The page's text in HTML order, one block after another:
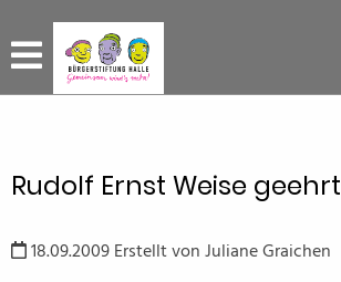
Rudolf Ernst Weise geehrt
18.09.2009Erstellt vonJuliane Graichen